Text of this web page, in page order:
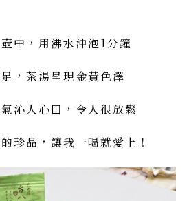
中，用沸水沖泡1分鐘
，茶湯呈現金黃色澤
沁人心田，令人很放鬆
珍品，讓我一喝就愛上！